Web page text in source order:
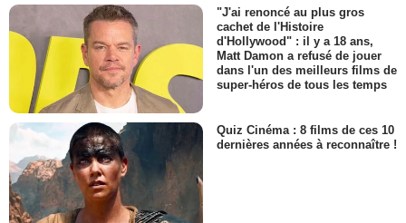
"J'ai renoncé au plus gros
cachet de l'Histoire
d'Hollywood" : il y a 18 ans,
Matt Damon a refusé de jouer
dans l'un des meilleurs films de
super-héros de tous les temps
Quiz Cinéma : 8 films de ces 10
dernières années à reconnaître !